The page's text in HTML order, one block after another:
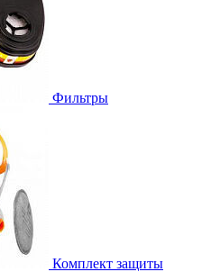
Фильтры
Комплект защиты